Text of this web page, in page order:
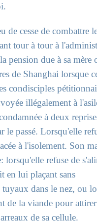
de cesse de combattre
tour à tour à
pension due à sa mère
de Shanghai lorsque
condisciples
illégalement à
à deux
le passé. Lorsqu'elle
à l'isolement. Son
lorsqu'elle refuse de
en lui plaçant sans
tuyaux dans le nez, ou
de la viande pour
de sa cellule.